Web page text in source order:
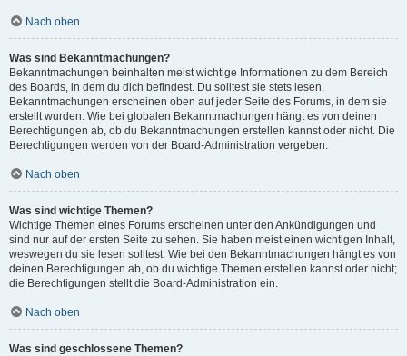
Nach oben
Was sind Bekanntmachungen?
Bekanntmachungen beinhalten meist wichtige Informationen zu dem Bereich
des Boards, in dem du dich befindest. Du solltest sie stets lesen.
Bekanntmachungen erscheinen oben auf jeder Seite des Forums, in dem sie
erstellt wurden. Wie bei globalen Bekanntmachungen hängt es von deinen
Berechtigungen ab, ob du Bekanntmachungen erstellen kannst oder nicht. Die
Berechtigungen werden von der Board-Administration vergeben.
Nach oben
Was sind wichtige Themen?
Wichtige Themen eines Forums erscheinen unter den Ankündigungen und
sind nur auf der ersten Seite zu sehen. Sie haben meist einen wichtigen Inhalt,
weswegen du sie lesen solltest. Wie bei den Bekanntmachungen hängt es von
deinen Berechtigungen ab, ob du wichtige Themen erstellen kannst oder nicht;
die Berechtigungen stellt die Board-Administration ein.
Nach oben
Was sind geschlossene Themen?